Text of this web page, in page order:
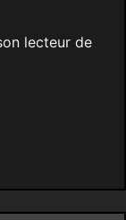
lecteur de